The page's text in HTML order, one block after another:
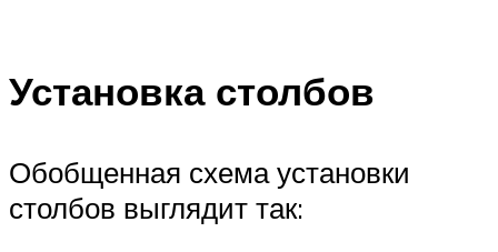
Установка столбов
Обобщенная схема установки
столбов выглядит так: